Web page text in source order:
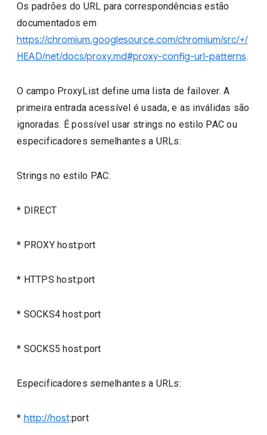
Os padrões do URL para correspondências estão
documentados em
https://chromium.googlesource.com/chromium/src/+/
HEAD/net/docs/proxy.md#proxy-config-url-patterns.
O campo ProxyList define uma lista de failover. A
primeira entrada acessível é usada, e as inválidas são
ignoradas. É possível usar strings no estilo PAC ou
especificadores semelhantes a URLs:
Strings no estilo PAC:
* DIRECT
* PROXY host:port
* HTTPS host:port
* SOCKS4 host:port
* SOCKS5 host:port
Especificadores semelhantes a URLs:
* http://host:port